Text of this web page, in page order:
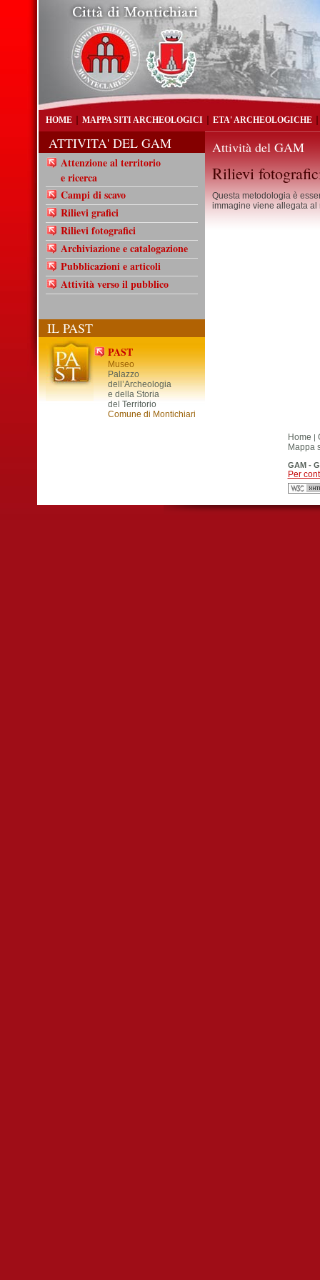
HOME MAPPA SITI ARCHEOLOGICI ETA' ARCHEOLOGICHE
ATTIVITA' DEL GAM
Attenzione al territorio
e ricerca
Campi di scavo
Rilievi grafici
Rilievi fotografici
Archiviazione e catalogazione
Pubblicazioni e articoli
Attività verso il pubblico
IL PAST
PAST
Museo
Palazzo
dell’Archeologia
e della Storia
del Territorio
Comune di Montichiari
Attività del GAM
Rilievi
Questa metodologia è
immagine viene allegata al
Home |
Mappa
GAM -
Per